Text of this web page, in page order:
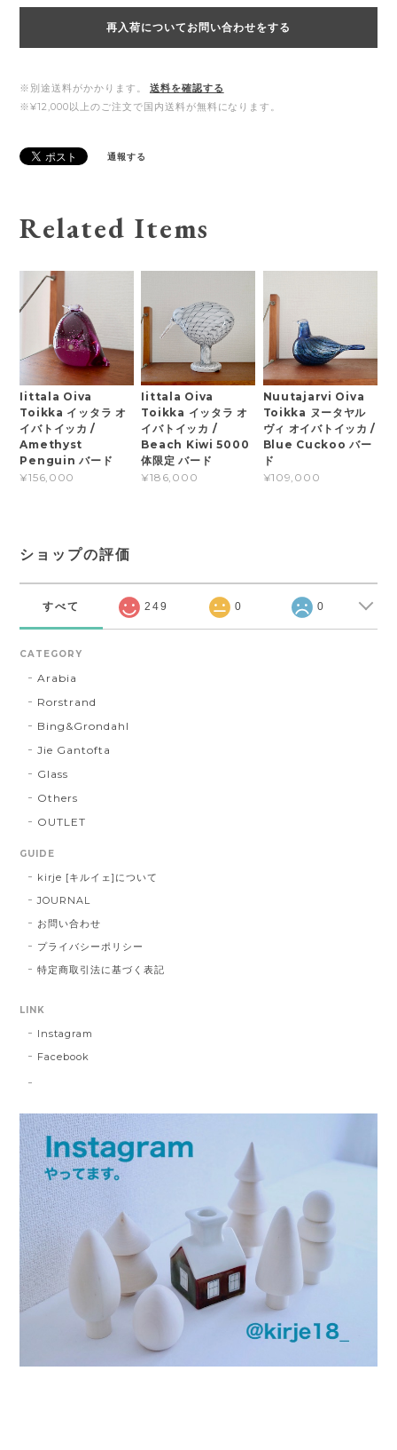
再入荷についてお問い合わせをする
※別途送料がかかります。
送料を確認する
※¥12,000以上のご注文で国内送料が無料になります。
通報する
Related Items
Iittala Oiva
Toikka イッタラ オ
イバトイッカ /
Amethyst
Penguin バード
¥156,000
Iittala Oiva
Toikka イッタラ オ
イバトイッカ /
Beach Kiwi 5000
体限定 バード
¥186,000
Nuutajarvi Oiva
Toikka ヌータヤル
ヴィ オイバトイッカ /
Blue Cuckoo バー
ド
¥109,000
ショップの評価
すべて 249 0 0
CATEGORY
Arabia
Rorstrand
Bing&Grondahl
Jie Gantofta
Glass
Others
OUTLET
GUIDE
kirje [キルイェ]について
JOURNAL
お問い合わせ
プライバシーポリシー
特定商取引法に基づく表記
LINK
Instagram
Facebook